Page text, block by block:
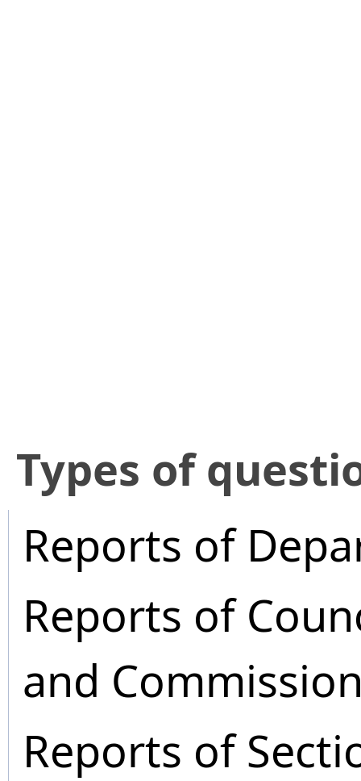
​Types of
Reports of
Reports of
and
Reports of